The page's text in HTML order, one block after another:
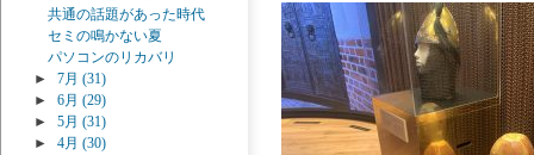
共通の話題があった時代
セミの鳴かない夏
パソコンのリカバリ
►
7月 (31)
►
6月 (29)
►
5月 (31)
►
4月 (30)